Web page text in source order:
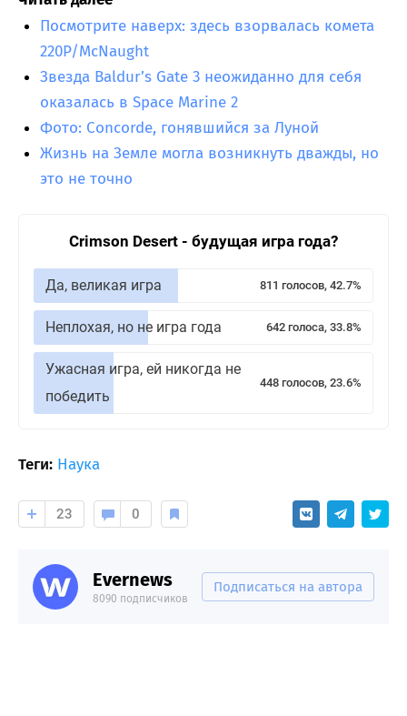
Посмотрите наверх: здесь взорвалась комета
220P/McNaught
Звезда Baldur’s Gate 3 неожиданно для себя
оказалась в Space Marine 2
Фото: Concorde, гонявшийся за Луной
Жизнь на Земле могла возникнуть дважды, но
это не точно
Crimson Desert - будущая игра года?
Да, великая игра 811 голосов, 42.7%
Неплохая, но не игра года 642 голоса, 33.8%
Ужасная игра, ей никогда не
победить
448 голосов, 23.6%
Теги: Наука
23 0
Evernews
8090 подписчиков
Подписаться на автора